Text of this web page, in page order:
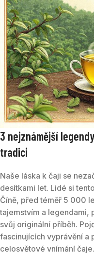
3 nejznámější
tradici
Naše láska k čaji se
desítkami let. Lidé si
Číně, před téměř 5 000
tajemstvím a legendami,
svůj originální příběh.
fascinujících vyprávění a
celosvětové vnímání